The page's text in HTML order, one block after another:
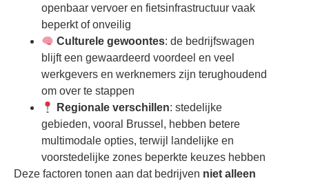
openbaar vervoer en fietsinfrastructuur vaak
beperkt of onveilig
Culturele gewoontes: de bedrijfswagen
blijft een gewaardeerd voordeel en veel
werkgevers en werknemers zijn terughoudend
om over te stappen
Regionale verschillen: stedelijke
gebieden, vooral Brussel, hebben betere
multimodale opties, terwijl landelijke en
voorstedelijke zones beperkte keuzes hebben
Deze factoren tonen aan dat bedrijven niet alleen